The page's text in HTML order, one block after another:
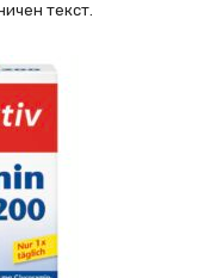
текст.